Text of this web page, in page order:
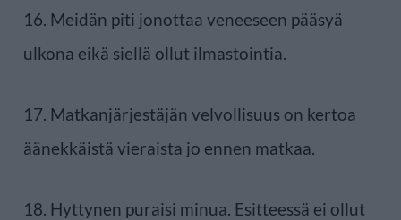
16. Meidän piti jonottaa veneeseen pääsyä
ulkona eikä siellä ollut ilmastointia.
17. Matkanjärjestäjän velvollisuus on kertoa
äänekkäistä vieraista jo ennen matkaa.
18. Hyttynen puraisi minua. Esitteessä ei ollut